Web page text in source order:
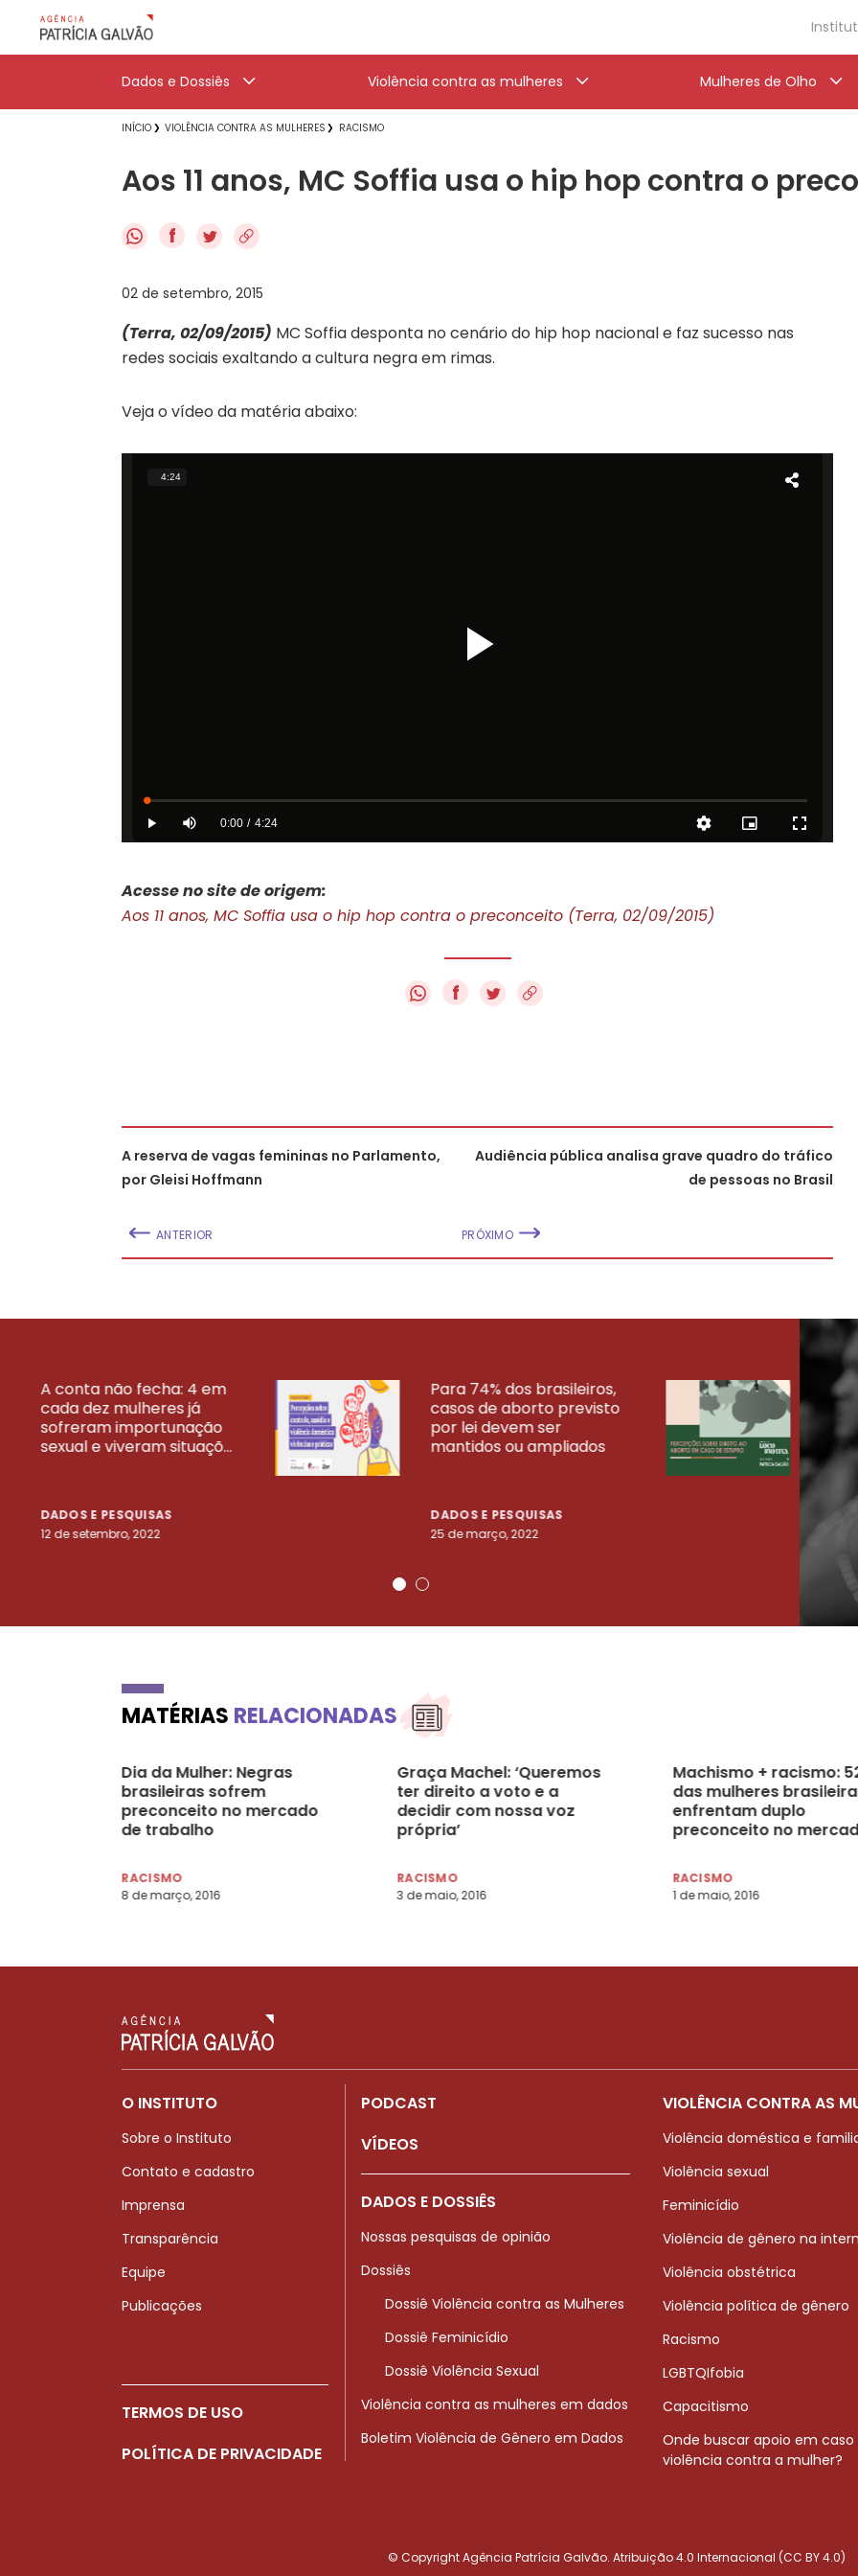
Dados e Dossiês Violência contra as mulheres Mulheres de Olho
INÍCIO VIOLÊNCIA CONTRA AS MULHERES RACISMO
Aos 11 anos, MC Soffia usa o hip hop contra o
f
02 de setembro, 2015
(Terra, 02/09/2015) MC Soffia desponta no cenário do hip hop nacional e faz sucesso nas
redes sociais exaltando a cultura negra em rimas.
Veja o vídeo da matéria abaixo:
Acesse no site de origem:
Aos 11 anos, MC Soffia usa o hip hop contra o preconceito (Terra, 02/09/2015)
f
A reserva de vagas femininas no Parlamento,
por Gleisi Hoffmann
ANTERIOR
Audiência pública analisa grave quadro do tráfico
de pessoas no Brasil
PRÓXIMO
A conta não fecha: 4 em
cada dez mulheres já
sofreram importunação
sexual e viveram situaçõ...
DADOS E PESQUISAS
12 de setembro, 2022
Para 74% dos brasileiros,
casos de aborto previsto
por lei devem ser
mantidos ou ampliados
DADOS E PESQUISAS
25 de março, 2022
23
VEJA MAIS PESQUISAS
MATÉRIAS RELACIONADAS
Dia da Mulher: Negras
brasileiras sofrem
preconceito no mercado
de trabalho
RACISMO
8 de março, 2016
Graça Machel: ‘Queremos
ter direito a voto e a
decidir com nossa voz
própria’
RACISMO
3 de maio, 2016
Machismo + racismo:
das mulheres
enfrentam duplo
preconceito no
RACISMO
1 de maio, 2016
O INSTITUTO
Sobre o Instituto
Contato e cadastro
Imprensa
Transparência
Equipe
Publicações
TERMOS DE USO
POLÍTICA DE PRIVACIDADE
PODCAST
VÍDEOS
DADOS E DOSSIÊS
Nossas pesquisas de opinião
Dossiês
Dossiê Violência contra as Mulheres
Dossiê Feminicídio
Dossiê Violência Sexual
Violência contra as mulheres em dados
Boletim Violência de Gênero em Dados
VIOLÊNCIA CONTRA AS
Violência doméstica e
Violência sexual
Feminicídio
Violência de gênero na
Violência obstétrica
Violência política de gênero
Racismo
LGBTQIfobia
Capacitismo
Onde buscar apoio em caso
violência contra a mulher?
© Copyright Agência Patrícia Galvão. Atribuição 4.0 Internacional (CC BY 4.0)